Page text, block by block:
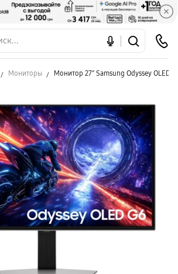
Мониторы Монитор 27" Samsung Odyssey OLED